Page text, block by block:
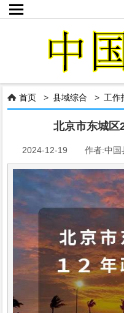

 首页 >县域综合 > 工作
北京市东城区
2024-12-19 作者:中国